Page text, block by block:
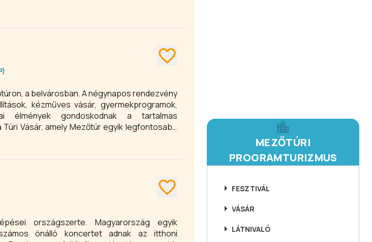
a belvárosban. A négynapos rendezvény
kézműves vásár, gyermekprogramok,
élmények gondoskodnak a tartalmas
Vásár, amely Mezőtúr egyik legfontosabb
önálló koncertet adnak az itthoni
MEZŐTÚRI
PROGRAMTURIZMUS
FESZTIVÁL
VÁSÁR
LÁTNIVALÓ